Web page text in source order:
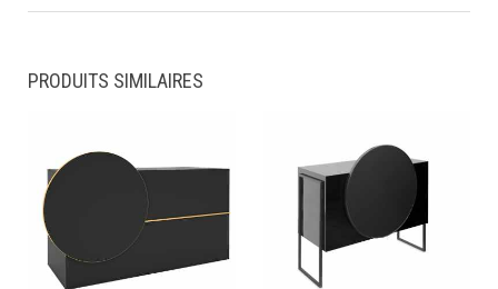
PRODUITS SIMILAIRES